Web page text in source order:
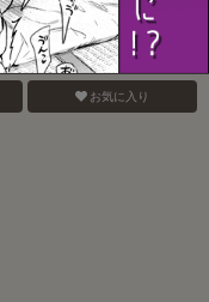
Blue Paranoia
お気に入り